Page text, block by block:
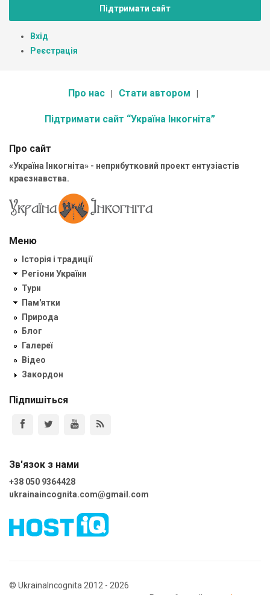
Підтримати сайт
Вхід
Реєстрація
Про нас Стати автором
Підтримати сайт “Україна Інкогніта”
Про сайт
«Україна Інкогніта» - неприбутковий проект ентузіастів
краєзнавства.
Меню
Історія і традиції
Регіони України
Тури
Пам'ятки
Природа
Блог
Галереї
Відео
Закордон
Підпишіться
Зв'язок з нами
+38 050 9364428
ukrainaincognita.com@gmail.com
© UkrainaIncognita 2012 - 2026